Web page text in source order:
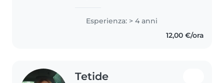
nido con bambini piccoli. Parlo
italiano e ucraino e ho una
formazione come mediatore
Esperienza: > 4 anni
12,00 €/ora
Tetide